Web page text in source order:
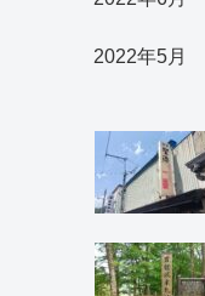
2022年5月